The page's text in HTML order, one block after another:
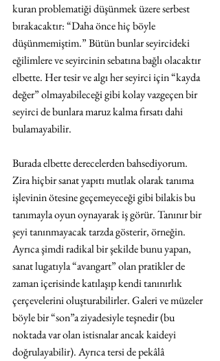
kuran problematiği düşünmek üzere serbest
bırakacaktır: “Daha önce hiç böyle
düşünmemiştim.” Bütün bunlar seyircideki
eğilimlere ve seyircinin sebatına bağlı olacaktır
elbette. Her tesir ve algı her seyirci için “kayda
değer” olmayabileceği gibi kolay vazgeçen bir
seyirci de bunlara maruz kalma fırsatı dahi
bulamayabilir.
Burada elbette derecelerden bahsediyorum.
Zira hiçbir sanat yapıtı mutlak olarak tanıma
işlevinin ötesine geçemeyeceği gibi bilakis bu
tanımayla oyun oynayarak iş görür. Tanınır bir
şeyi tanınmayacak tarzda gösterir, örneğin.
Ayrıca şimdi radikal bir şekilde bunu yapan,
sanat lugatıyla “avangart” olan pratikler de
zaman içerisinde katılaşıp kendi tanınırlık
çerçevelerini oluşturabilirler. Galeri ve müzeler
böyle bir “son”a ziyadesiyle teşnedir (bu
noktada var olan istisnalar ancak kaideyi
doğrulayabilir). Ayrıca tersi de pekâlâ